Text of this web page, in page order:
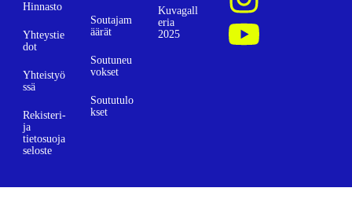
Hinnasto
Yhteystie
dot
Yhteistyö
ssä
Rekisteri-
ja
tietosuoja
seloste
Soutajam
äärät
Soutuneu
vokset
Soututulo
kset
Kuvagall
eria
2025